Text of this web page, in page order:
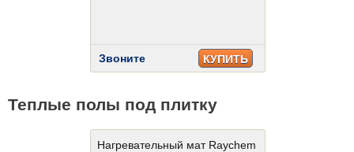
Звоните КУПИТЬ
Теплые полы под плитку
Нагревательный мат Raychem